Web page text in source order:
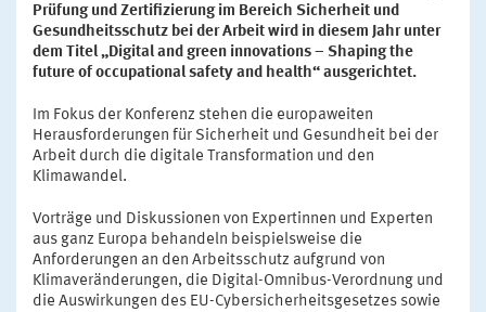
Prüfung und Zertifizierung im Bereich Sicherheit und
Gesundheitsschutz bei der Arbeit wird in diesem Jahr unter
dem Titel „Digital and green innovations – Shaping the
future of occupational safety and health“ ausgerichtet.
Im Fokus der Konferenz stehen die europaweiten
Herausforderungen für Sicherheit und Gesundheit bei der
Arbeit durch die digitale Transformation und den
Klimawandel.
Vorträge und Diskussionen von Expertinnen und Experten
aus ganz Europa behandeln beispielsweise die
Anforderungen an den Arbeitsschutz aufgrund von
Klimaveränderungen, die Digital-Omnibus-Verordnung und
die Auswirkungen des EU-Cybersicherheitsgesetzes sowie